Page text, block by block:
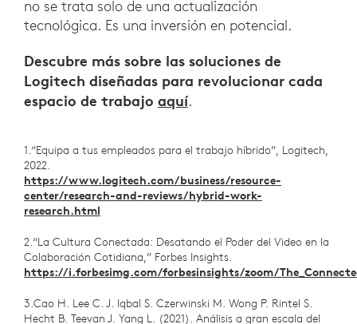
no se trata solo de una actualización
tecnológica. Es una inversión en potencial.
Descubre más sobre las soluciones de
Logitech diseñadas para revolucionar cada
espacio de trabajo aquí.
1.“Equipa a tus empleados para el trabajo híbrido”, Logitech,
2022.
https://www.logitech.com/business/resource-
center/research-and-reviews/hybrid-work-
research.html
2.“La Cultura Conectada: Desatando el Poder del Video en la
Colaboración Cotidiana,” Forbes Insights.
https://i.forbesimg.com/forbesinsights/zoom/
3.Cao H. Lee C. J. Iqbal S. Czerwinski M. Wong P. Rintel S.
Hecht B. Teevan J. Yang L. (2021). Análisis a gran escala del